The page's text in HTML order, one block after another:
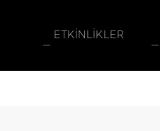
ETKINLIKLER